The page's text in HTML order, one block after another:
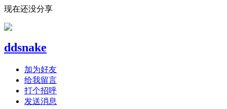
现在还没分享
ddsnake
加为好友
给我留言
打个招呼
发送消息